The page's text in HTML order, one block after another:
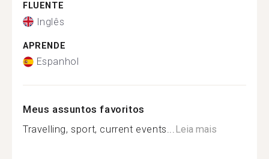
FLUENTE
Inglês
APRENDE
Espanhol
Meus assuntos favoritos
Travelling, sport, current events...Leia mais